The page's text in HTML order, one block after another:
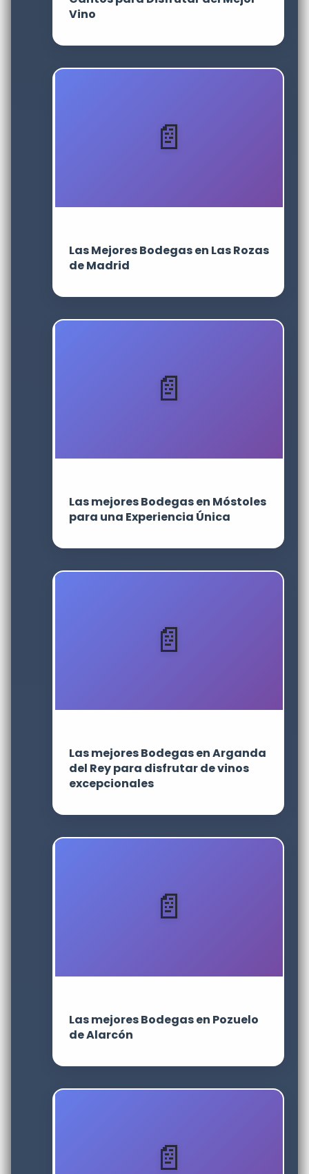
Vino
Las Mejores Bodegas en Las Rozas
de Madrid
Las mejores Bodegas en Móstoles
para una Experiencia Única
Las mejores Bodegas en Arganda
del Rey para disfrutar de vinos
excepcionales
Las mejores Bodegas en Pozuelo
de Alarcón